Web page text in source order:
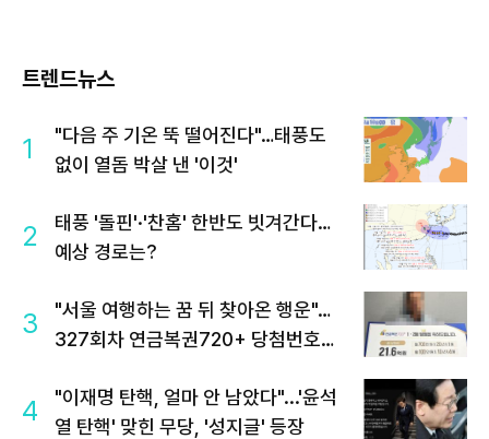
트렌드뉴스
1
"다음 주 기온 뚝 떨어진다"…태풍도
없이 열돔 박살 낸 '이것'
2
태풍 '돌핀'·'찬홈' 한반도 빗겨간다…
예상 경로는?
3
"서울 여행하는 꿈 뒤 찾아온 행운"…
327회차 연금복권720+ 당첨번호조
4
"이재명 탄핵, 얼마 안 남았다"...'윤석
열 탄핵' 맞힌 무당, '성지글' 등장